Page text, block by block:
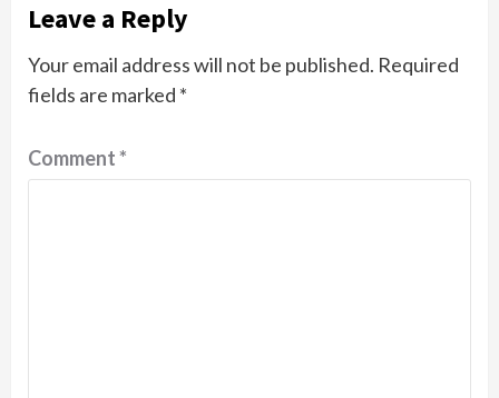
Leave a Reply
Your email address will not be published. Required
fields are marked *
Comment*